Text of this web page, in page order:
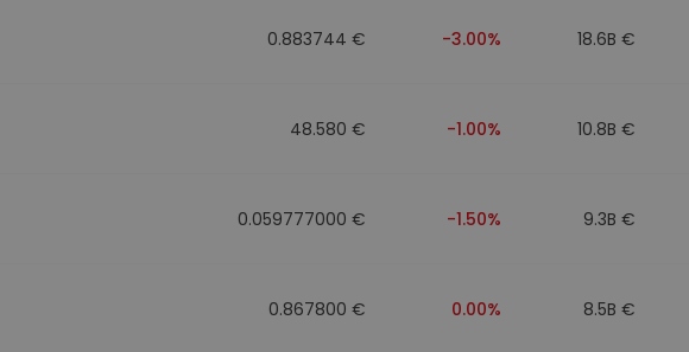
0.883744 € -3.00% 18.6B €
48.580 € -1.00% 10.8B €
0.059777000 € -1.50% 9.3B €
0.867800 € 0.00% 8.5B €